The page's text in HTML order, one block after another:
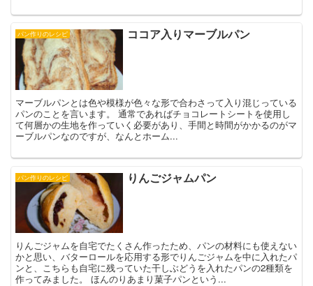
パン作りのレシピ ココア入りマーブルパン
マーブルパンとは色や模様が色々な形で合わさって入り混じっている
パンのことを言います。 通常であればチョコレートシートを使用し
て何層かの生地を作っていく必要があり、手間と時間がかかるのがマ
ーブルパンなのですが、なんとホーム...
パン作りのレシピ りんごジャムパン
りんごジャムを自宅でたくさん作ったため、パンの材料にも使えない
かと思い、バターロールを応用する形でりんごジャムを中に入れたパ
ンと、こちらも自宅に残っていた干しぶどうを入れたパンの2種類を
作ってみました。 ほんのりあまり菓子パンという...